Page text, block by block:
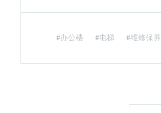
#办公楼 #电梯 #维修保养